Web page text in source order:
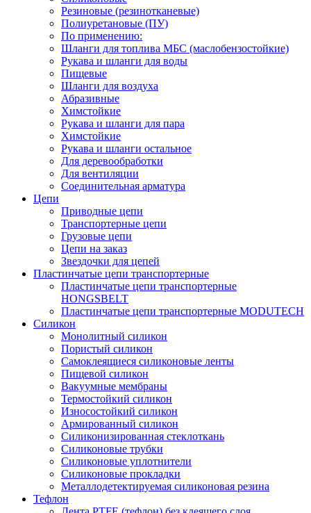
Резиновые (резинотканевые)
Полиуретановые (ПУ)
По применению:
Шланги для топлива МБС (маслобензостойкие)
Рукава и шланги для воды
Пищевые
Шланги для воздуха
Абразивные
Химстойкие
Рукава и шланги для пара
Химстойкие
Рукава и шланги остальное
Для деревообработки
Для вентиляции
Соединительная арматура
Цепи
Приводные цепи
Транспортерные цепи
Грузовые цепи
Цепи на заказ
Звездочки для цепей
Пластинчатые цепи транспортерные
Пластинчатые цепи транспортерные
HONGSBELT
Пластинчатые цепи транспортерные MODUTECH
Силикон
Монолитный силикон
Пористый силикон
Самоклеящиеся силиконовые ленты
Пищевой силикон
Вакуумные мембраны
Термостойкий силикон
Износостойкий силикон
Армированный силикон
Силиконизированная стеклоткань
Силиконовые трубки
Силиконовые уплотнители
Силиконовые прокладки
Металлодетектируемая силиконовая резина
Тефлон